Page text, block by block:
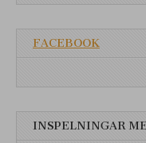
FACEBOOK
INSPELNINGAR